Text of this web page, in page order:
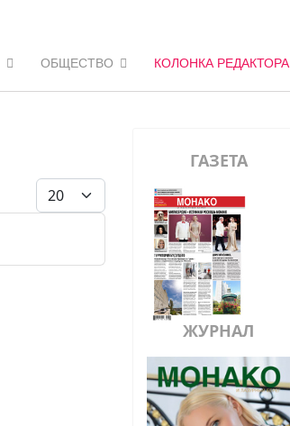
ОБЩЕСТВО КОЛОНКА РЕДАКТОРА
Кол-во строк:
ГАЗЕТА
ЖУРНАЛ